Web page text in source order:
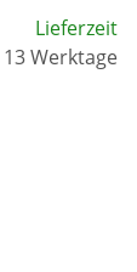
Lieferzeit
Werktage